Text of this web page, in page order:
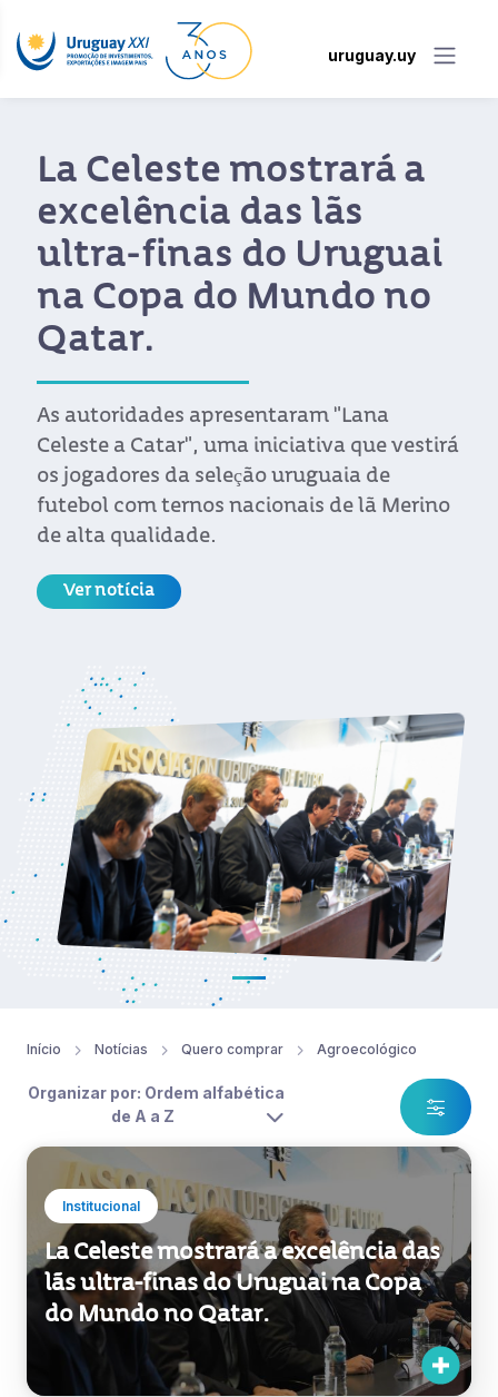
uruguay.uy
La Celeste mostrará a
excelência das lãs
ultra-finas do Uruguai
na Copa do Mundo no
Qatar.
As autoridades apresentaram "Lana
Celeste a Catar", uma iniciativa que vestirá
os jogadores da seleção uruguaia de
futebol com ternos nacionais de lã Merino
de alta qualidade.
Ver notícia
Início Notícias Quero comprar Agroecológico
Organizar por: Ordem alfabética
de A a Z
Institucional
La Celeste mostrará a excelência das
lãs ultra-finas do Uruguai na Copa
do Mundo no Qatar.